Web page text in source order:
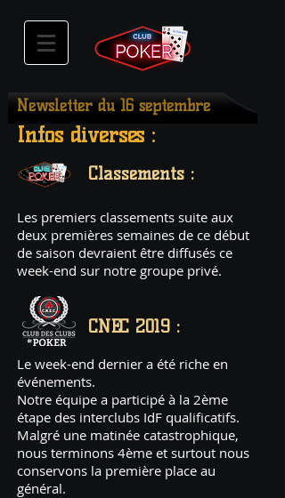
Infos diverses :
Classements :
Les premiers classements suite aux
deux premières semaines de ce début
de saison devraient être diffusés ce
week-end sur notre groupe privé.
CNEC 2019 :
Le week-end dernier a été riche en
événements.
Notre équipe a participé à la 2ème
étape des interclubs IdF qualificatifs.
Malgré une matinée catastrophique,
nous terminons 4ème et surtout nous
conservons la première place au
général.
Newsletter du 16 septembre